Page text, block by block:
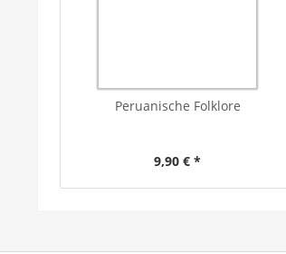
Peruanische Folklore
9,90 € *